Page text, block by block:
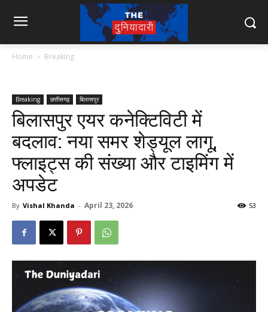
Home Breaking
Breaking छत्तीसगढ़ बिलासपुर
बिलासपुर एयर कनेक्टिविटी में
बदलाव: नया समर शेड्यूल लागू,
फ्लाइट्स की संख्या और टाइमिंग में
अपडेट
By Vishal Khanda - April 23, 2026 53